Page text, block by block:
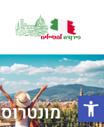
פתח סרגל נגישות